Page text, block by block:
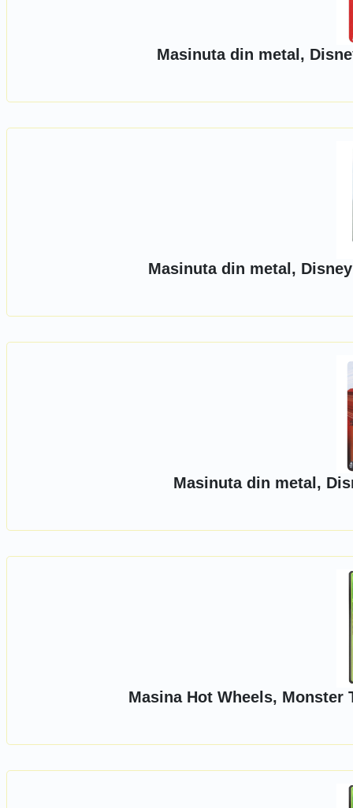
Masinuta din metal,
Masinuta din metal,
Masinuta din metal,
Masina Hot Wheels, Monster